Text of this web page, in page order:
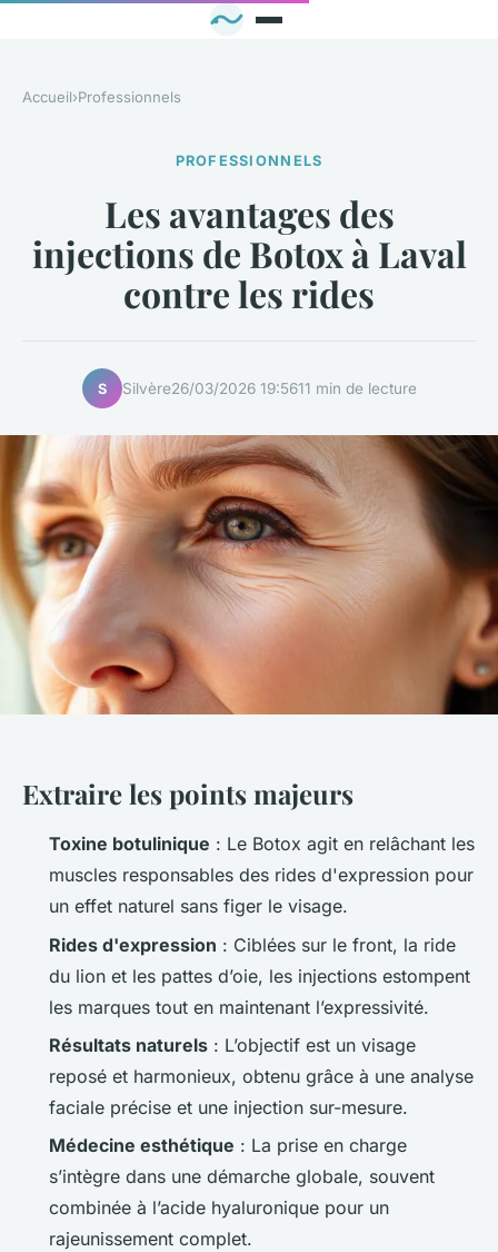
Accueil›Professionnels
PROFESSIONNELS
Les avantages des
injections de Botox à Laval
contre les rides
S Silvère26/03/2026 19:5611 min de lecture
Extraire les points majeurs
Toxine botulinique : Le Botox agit en relâchant les
muscles responsables des rides d'expression pour
un effet naturel sans figer le visage.
Rides d'expression : Ciblées sur le front, la ride
du lion et les pattes d’oie, les injections estompent
les marques tout en maintenant l’expressivité.
Résultats naturels : L’objectif est un visage
reposé et harmonieux, obtenu grâce à une analyse
faciale précise et une injection sur-mesure.
Médecine esthétique : La prise en charge
s’intègre dans une démarche globale, souvent
combinée à l’acide hyaluronique pour un
rajeunissement complet.